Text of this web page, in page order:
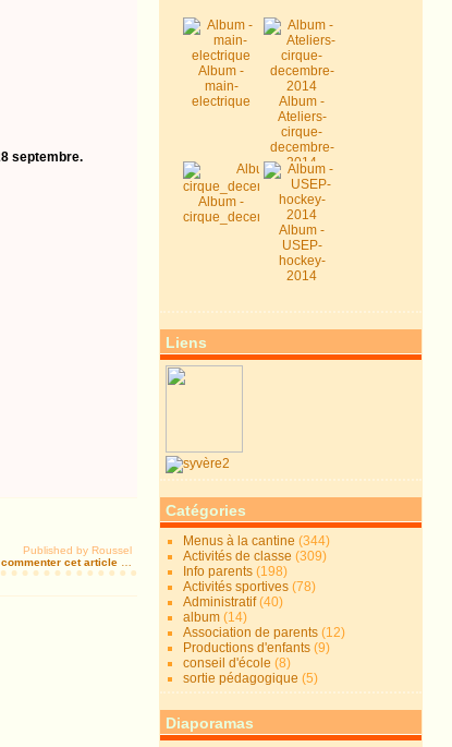
septembre.
Published by Roussel
commenter cet article
Album -
main-
electrique
Album -
Ateliers-
cirque-
decembre-
2014
Album -
cirque_decembre2014
Album -
USEP-
hockey-
2014
Liens
Catégories
Menus à la cantine (344)
Activités de classe (309)
Info parents (198)
Activités sportives (78)
Administratif(40)
album (14)
Association de parents (12)
Productions d'enfants (9)
conseil d'école (8)
sortie pédagogique (5)
Diaporamas